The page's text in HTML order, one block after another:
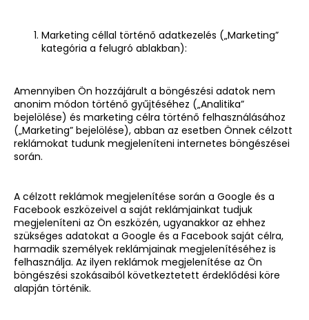
Marketing céllal történő adatkezelés („Marketing”
kategória a felugró ablakban):
Amennyiben Ön hozzájárult a böngészési adatok nem
anonim módon történő gyűjtéséhez („Analitika”
bejelölése) és marketing célra történő felhasználásához
(„Marketing” bejelölése), abban az esetben Önnek célzott
reklámokat tudunk megjeleníteni internetes böngészései
során.
A célzott reklámok megjelenítése során a Google és a
Facebook eszközeivel a saját reklámjainkat tudjuk
megjeleníteni az Ön eszközén, ugyanakkor az ehhez
szükséges adatokat a Google és a Facebook saját célra,
harmadik személyek reklámjainak megjelenítéséhez is
felhasználja. Az ilyen reklámok megjelenítése az Ön
böngészési szokásaiból következtetett érdeklődési köre
alapján történik.